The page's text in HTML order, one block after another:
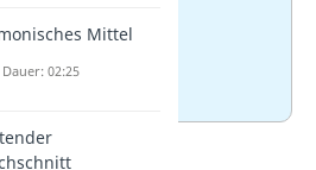
– 40y + 64
Mittel
02:25